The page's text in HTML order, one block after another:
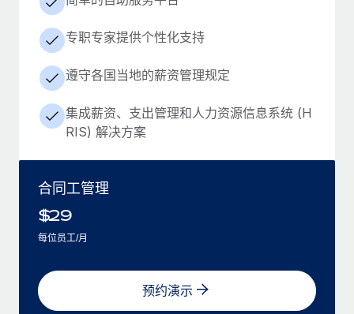
专职专家提供个性化支持
遵守各国当地的薪资管理规定
集成薪资、支出管理和人力资源信息系统 (H
RIS) 解决方案
合同工管理
$29
每位员工/月
预约演示